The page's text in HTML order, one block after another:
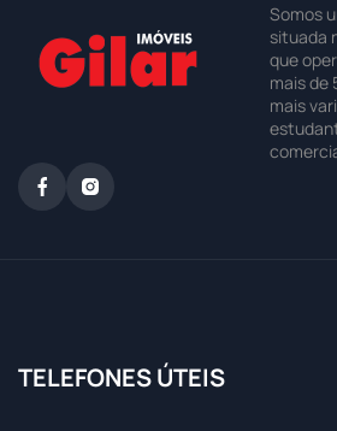
Somos
situada
que
mais de
mais
TELEFONES ÚTEIS